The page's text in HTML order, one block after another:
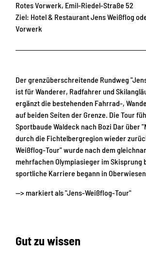
Rotes Vorwerk, Emil-Riedel-Straße 52
Ziel: Hotel & Restaurant Jens Weißflog
Vorwerk
Der grenzüberschreitende Rundweg
ist für Wanderer, Radfahrer und
ergänzt die bestehenden Fahrrad-,
auf beiden Seiten der Grenze. Die Tour
Sportbaude Waldeck nach Bozi Dar über
durch die Fichtelbergregion wieder
Weißflog-Tour" wurde nach dem
mehrfachen Olympiasieger im Skisprung
sportliche Karriere begann in
--> markiert als "Jens-Weißflog-Tour"
Gut zu wissen